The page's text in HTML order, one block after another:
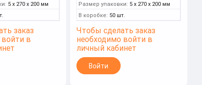
5 x 270 x 200 мм
заказ
в
Размер упаковки: 5 x 270 x 200 мм
В коробке: 50 шт.
Чтобы сделать заказ
необходимо войти в
личный кабинет
Войти